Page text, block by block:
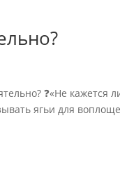
❓«Не кажется
ягьи для